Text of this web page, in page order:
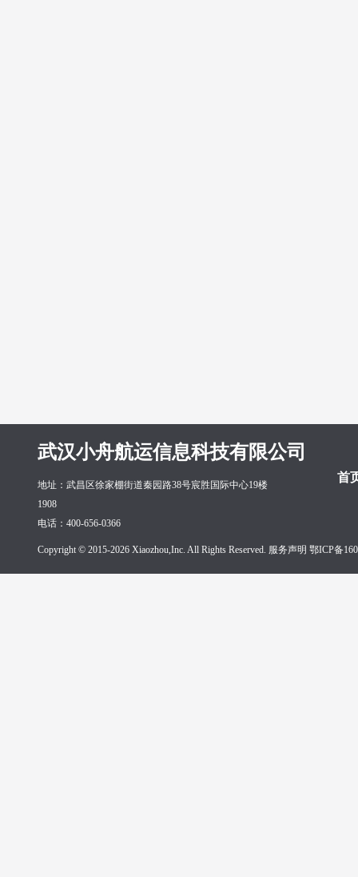
武汉小舟航运信息科技有限公司
首
地址：武昌区徐家棚街道秦园路38号宸胜国际中心19楼
1908
电话：400-656-0366
Copyright © 2015-2026 Xiaozhou,Inc. All Rights Reserved. 服务声明 鄂ICP备